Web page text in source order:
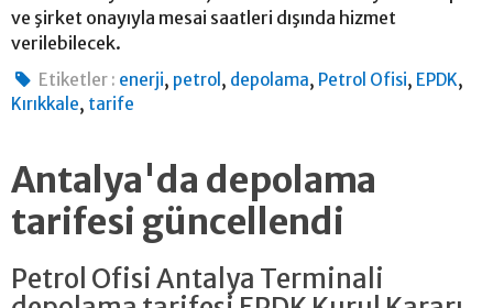
ve şirket onayıyla mesai saatleri dışında hizmet
verilebilecek.
Etiketler : enerji, petrol , depolama, Petrol Ofisi, EPDK,
Kırıkkale, tarife
Antalya'da depolama
tarifesi güncellendi
Petrol Ofisi Antalya Terminali